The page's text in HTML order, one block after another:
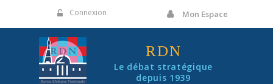
Connexion Mon Espace
RDN
Le débat stratégique
depuis 1939